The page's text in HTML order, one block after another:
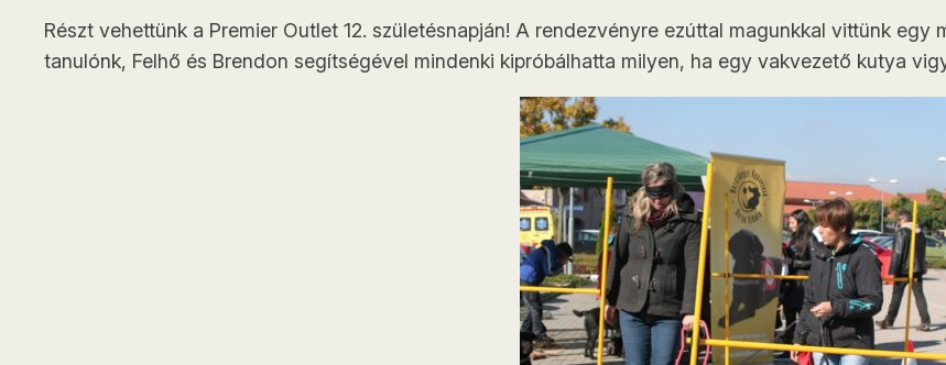
Részt vehettünk a Premier Outlet 12. születésnapján! A rendezvényre ezúttal magunkkal vittünk
tanulónk, Felhő és Brendon segítségével mindenki kipróbálhatta milyen, ha egy vakvezető kutya